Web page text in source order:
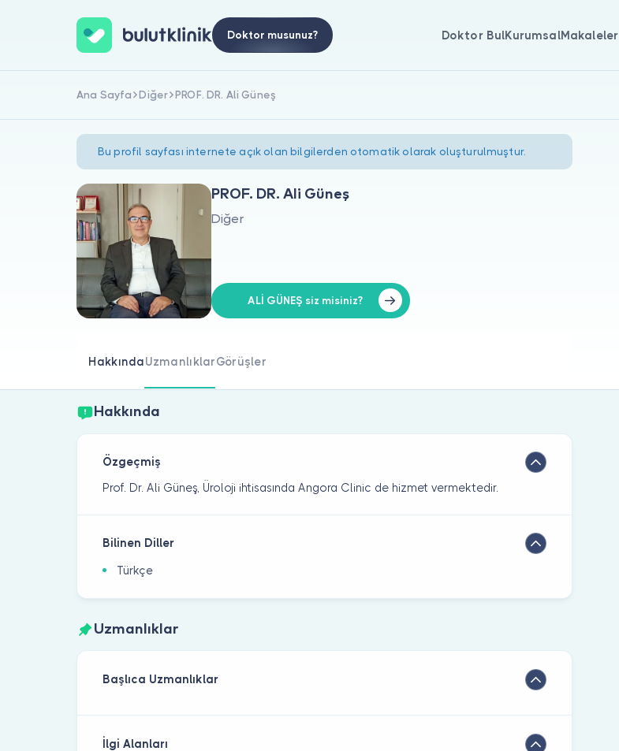
Doktor musunuz? Doktor BulKurumsalMakaleler
Ana Sayfa Diğer PROF. DR. Ali Güneş
Bu profil sayfası internete açık olan bilgilerden otomatik olarak oluşturulmuştur.
PROF. DR. Ali Güneş
Diğer
ALİ GÜNEŞ siz misiniz?
HakkındaUzmanlıklarGörüşler
Hakkında
Özgeçmiş
Prof. Dr. Ali Güneş, Üroloji ihtisasında Angora Clinic de hizmet vermektedir.
Bilinen Diller
Türkçe
Uzmanlıklar
Başlıca Uzmanlıklar
İlgi Alanları